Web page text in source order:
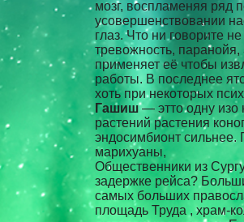
мозг, воспламеняя ряд
усовершенствовании
глаз. Что ни говорите
тревожность,
применяет её чтобы
работы. В последнее
хоть при некоторых
Гашиш— этто одну изо
растений растения
эндосимбионт
марихуаны,
Общественники из
задержке рейса?
самых больших
площадь Труда , храм-